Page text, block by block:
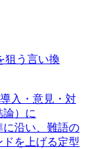
狙う言い換
入・意見・対
）に
に沿い、難語の
を上げる定型